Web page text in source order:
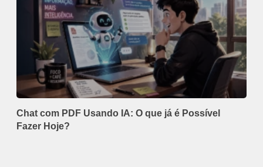
Chat com PDF Usando IA: O que já é Possível
Fazer Hoje?